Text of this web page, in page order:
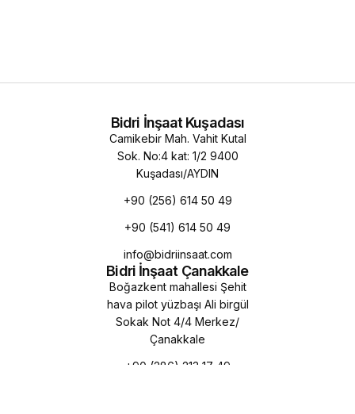
Bidri İnşaat Kuşadası
Camikebir Mah. Vahit Kutal
Sok. No:4 kat: 1/2 9400
Kuşadası/AYDIN
+90 (256) 614 50 49
+90 (541) 614 50 49
info@bidriinsaat.com
Bidri İnşaat Çanakkale
Boğazkent mahallesi Şehit
hava pilot yüzbaşı Ali birgül
Sokak Not 4/4 Merkez/
Çanakkale
+90 (286) 213 17 49